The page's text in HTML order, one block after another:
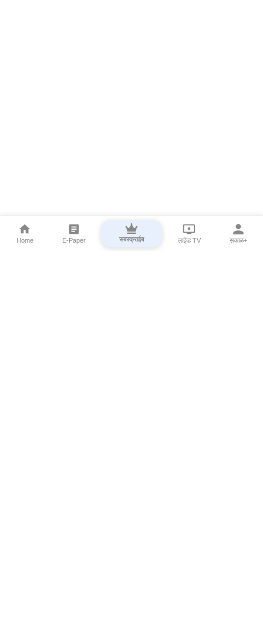
Home E-Paper सबस्क्राईब लाईव्ह TV सकाळ+